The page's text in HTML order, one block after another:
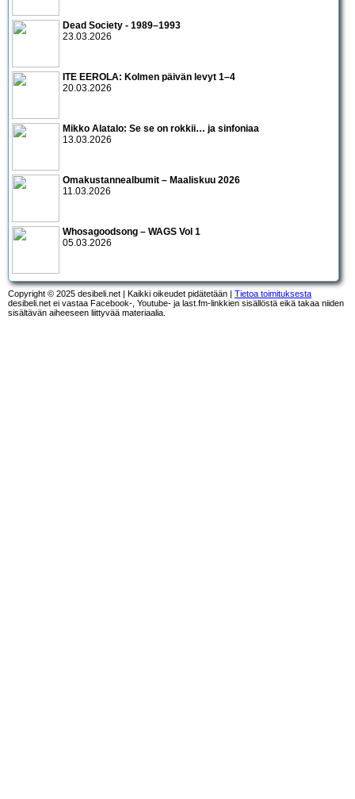
Dead Society - 1989–1993
23.03.2026
ITE EEROLA: Kolmen päivän levyt 1–4
20.03.2026
Mikko Alatalo: Se se on rokkii… ja sinfoniaa
13.03.2026
Omakustannealbumit – Maaliskuu 2026
11.03.2026
Whosagoodsong – WAGS Vol 1
05.03.2026
Copyright © 2025 desibeli.net | Kaikki oikeudet pidätetään | Tietoa toimituksesta
desibeli.net ei vastaa Facebook-, Youtube- ja last.fm-linkkien sisällöstä eikä takaa niiden
sisältävän aiheeseen liittyvää materiaalia.